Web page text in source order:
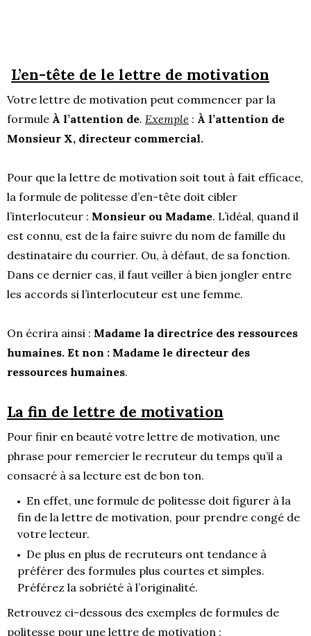
L’en-tête de le lettre de motivation
Votre lettre de motivation peut commencer par la
formule À l’attention de. Exemple : À l’attention de
Monsieur X, directeur commercial.
Pour que la lettre de motivation soit tout à fait efficace,
la formule de politesse d’en-tête doit cibler
l’interlocuteur : Monsieur ou Madame. L’idéal, quand il
est connu, est de la faire suivre du nom de famille du
destinataire du courrier. Ou, à défaut, de sa fonction.
Dans ce dernier cas, il faut veiller à bien jongler entre
les accords si l’interlocuteur est une femme.
On écrira ainsi : Madame la directrice des ressources
humaines. Et non : Madame le directeur des
ressources humaines.
La fin de lettre de motivation
Pour finir en beauté votre lettre de motivation, une
phrase pour remercier le recruteur du temps qu’il a
consacré à sa lecture est de bon ton.
En effet, une formule de politesse doit figurer à la
fin de la lettre de motivation, pour prendre congé de
votre lecteur.
De plus en plus de recruteurs ont tendance à
préférer des formules plus courtes et simples.
Préférez la sobriété à l’originalité.
Retrouvez ci-dessous des exemples de formules de
politesse pour une lettre de motivation :